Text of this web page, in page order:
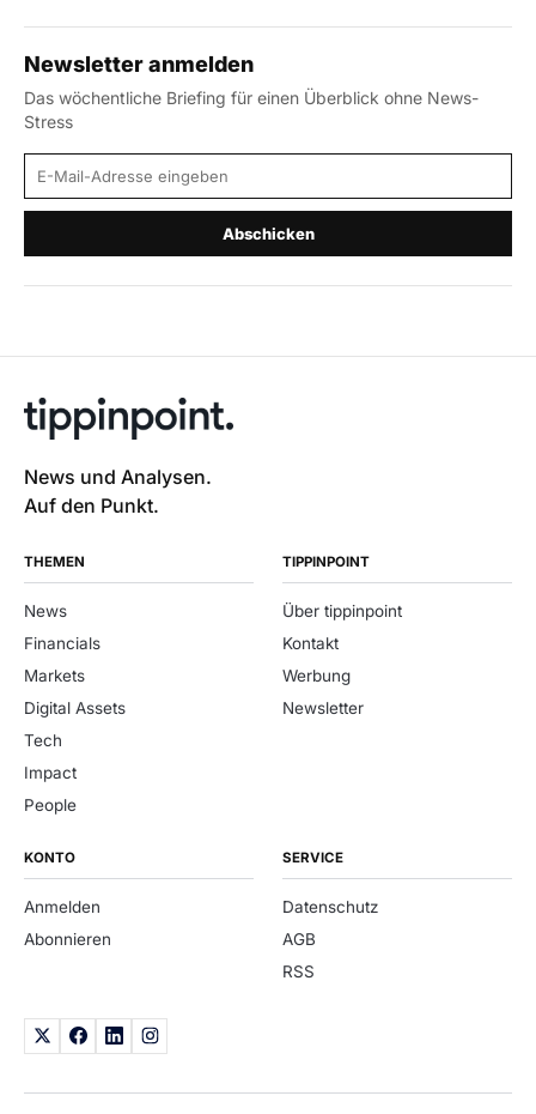
Newsletter anmelden
Das wöchentliche Briefing für einen Überblick ohne News-
Stress
E-Mail-Adresse
Abschicken
News und Analysen.
Auf den Punkt.
THEMEN
News
Financials
Markets
Digital Assets
Tech
Impact
People
TIPPINPOINT
Über tippinpoint
Kontakt
Werbung
Newsletter
KONTO
Anmelden
Abonnieren
SERVICE
Datenschutz
AGB
RSS